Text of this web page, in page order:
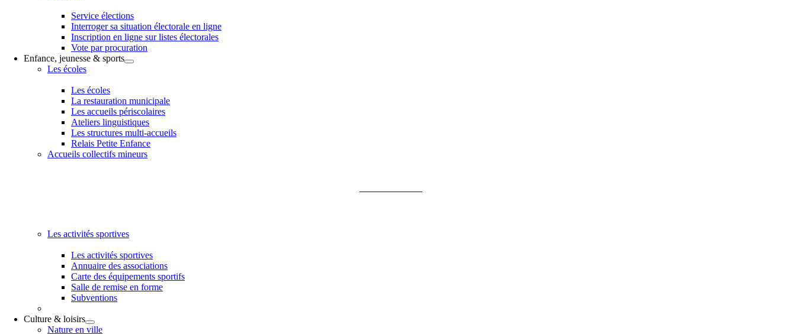
Service élections
Interroger sa situation électorale en ligne
Inscription en ligne sur listes électorales
Vote par procuration
Enfance, jeunesse & sports
Les écoles
Les écoles
La restauration municipale
Les accueils périscolaires
Ateliers linguistiques
Les structures multi-accueils
Relais Petite Enfance
Accueils collectifs mineurs
Les activités sportives
Les activités sportives
Annuaire des associations
Carte des équipements sportifs
Salle de remise en forme
Subventions
Culture & loisirs
Nature en ville